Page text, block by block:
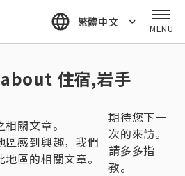
繁體中文 MENU
住宿,岩手
關文章。
區感到興趣，我們
區的相關文章。
期待您下一
次的來訪。
請多多指
教。